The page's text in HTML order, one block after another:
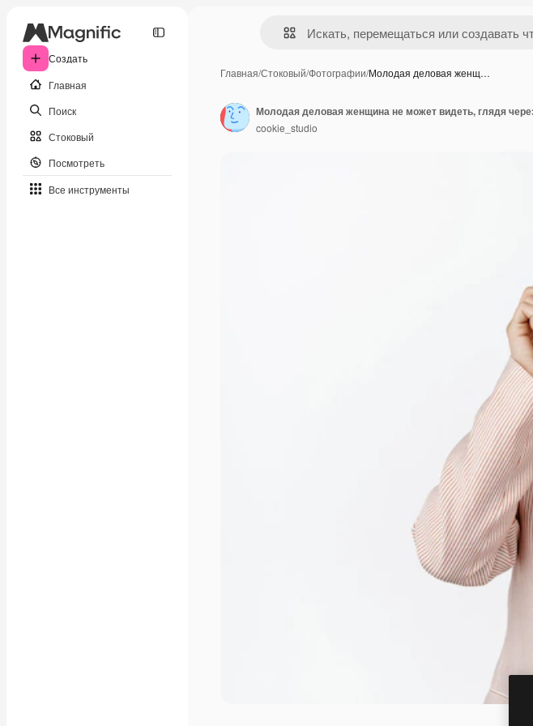
Создать
Главная
Поиск
Стоковый
Посмотреть
Все инструменты
Главная/Стоковый/Фотографии/Молодая деловая женщ…
cookie_studio